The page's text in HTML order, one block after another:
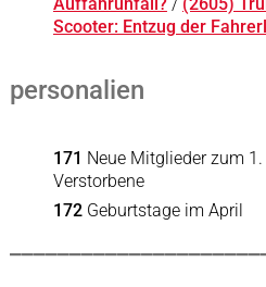
Scooter: Entzug der
personalien
171 Neue Mitglieder zum
Verstorbene
172Geburtstage im April